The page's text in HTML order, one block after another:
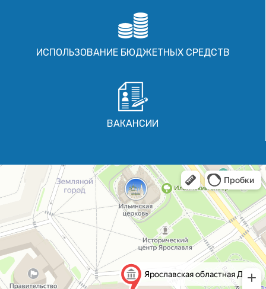
ИСПОЛЬЗОВАНИЕ БЮДЖЕТНЫХ СРЕДСТВ
ВАКАНСИИ